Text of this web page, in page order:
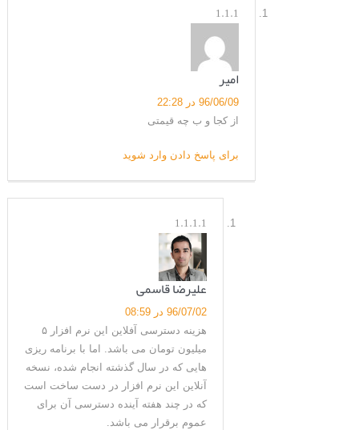
1.1.1
امير
96/06/09 در 22:28
از کجا و ب چه قیمتی
برای پاسخ دادن وارد شوید
1.1.1.1
علیرضا قاسمی
96/07/02 در 08:59
هزینه دسترسی آفلاین این نرم افزار ۵
میلیون تومان می باشد. اما با برنامه ریزی
هایی که در سال گذشته انجام شده، نسخه
آنلاین این نرم افزار در دست ساخت است
که در چند هفته آینده دسترسی آن برای
عموم برقرار می باشد.